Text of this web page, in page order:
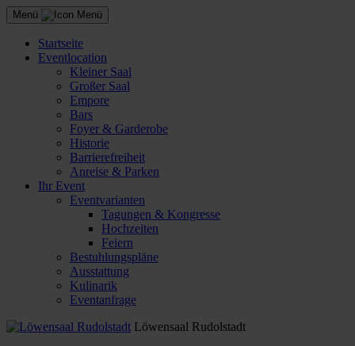
Menü
Startseite
Eventlocation
Kleiner Saal
Großer Saal
Empore
Bars
Foyer & Garderobe
Historie
Barrierefreiheit
Anreise & Parken
Ihr Event
Eventvarianten
Tagungen & Kongresse
Hochzeiten
Feiern
Bestuhlungspläne
Ausstattung
Kulinarik
Eventanfrage
Löwensaal Rudolstadt